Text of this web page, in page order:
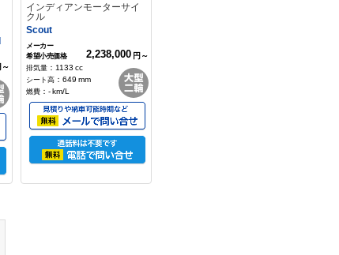
～
インディアンモーターサイ
クル
Scout
2,238,000 円～
： 1133 cc
： 649 mm
： -km/L